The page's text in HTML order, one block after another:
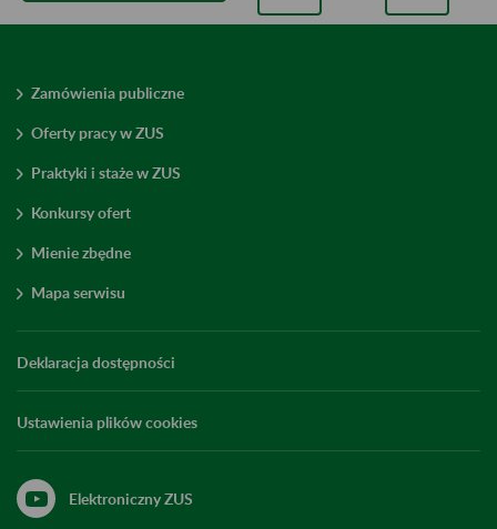
Zamówienia publiczne
Oferty pracy w ZUS
Praktyki i staże w ZUS
Konkursy ofert
Mienie zbędne
Mapa serwisu
Deklaracja dostępności
Ustawienia plików cookies
Elektroniczny ZUS